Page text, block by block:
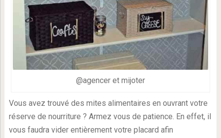
@agencer et mijoter
Vous avez trouvé des mites alimentaires en ouvrant votre
réserve de nourriture ? Armez vous de patience. En effet, il
vous faudra vider entièrement votre placard afin